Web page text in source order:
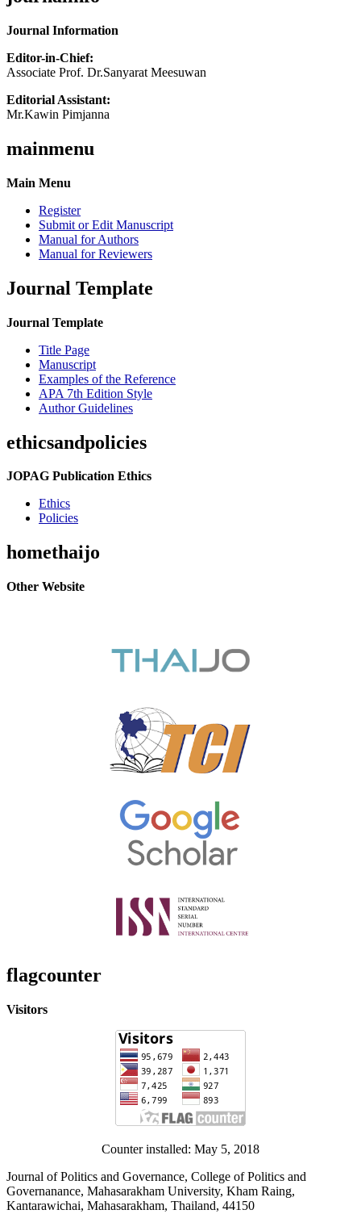
Journal Information
Editor-in-Chief:
Associate Prof. Dr.Sanyarat Meesuwan
Editorial Assistant:
Mr.Kawin Pimjanna
mainmenu
Main Menu
Register
Submit or Edit Manuscript
Manual for Authors
Manual for Reviewers
Journal Template
Journal Template
Title Page
Manuscript
Examples of the Reference
APA 7th Edition Style
Author Guidelines
ethicsandpolicies
JOPAG Publication Ethics
Ethics
Policies
homethaijo
Other Website
flagcounter
Visitors
Counter installed: May 5, 2018
Journal of Politics and Governance, College of Politics and
Governanance, Mahasarakham University, Kham Raing,
Kantarawichai, Mahasarakham, Thailand, 44150